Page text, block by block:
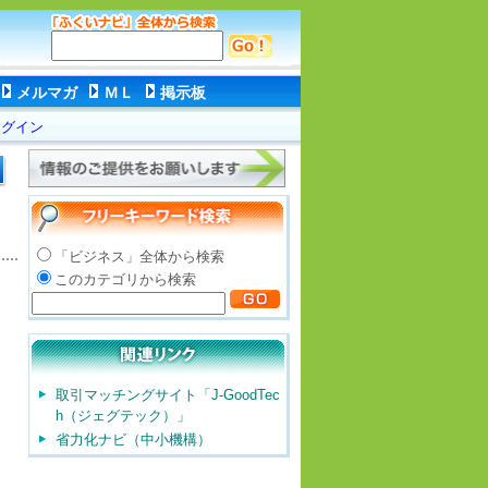
メルマガ ＭＬ 掲示板
イン
「ビジネス」全体から検索
このカテゴリから検索
取引マッチングサイト「J-GoodTec
h（ジェグテック）」
省力化ナビ（中小機構）